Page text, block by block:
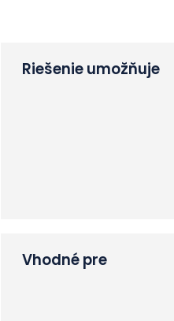
Riešenie umožňuje
Vhodné pre